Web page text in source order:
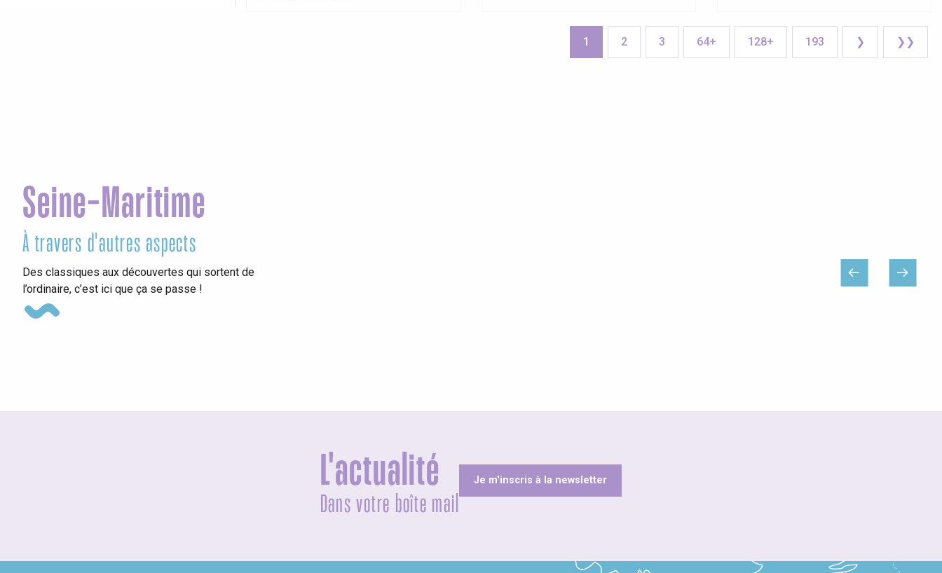
1 2 3 64+ 128+ 193 ❯ ❯❯
Seine-Maritime
À travers d'autres aspects
Des classiques aux découvertes qui sortent de
l’ordinaire, c’est ici que ça se passe !
L'actualité
Dans votre boîte mail
Je m'inscris à la newsletter